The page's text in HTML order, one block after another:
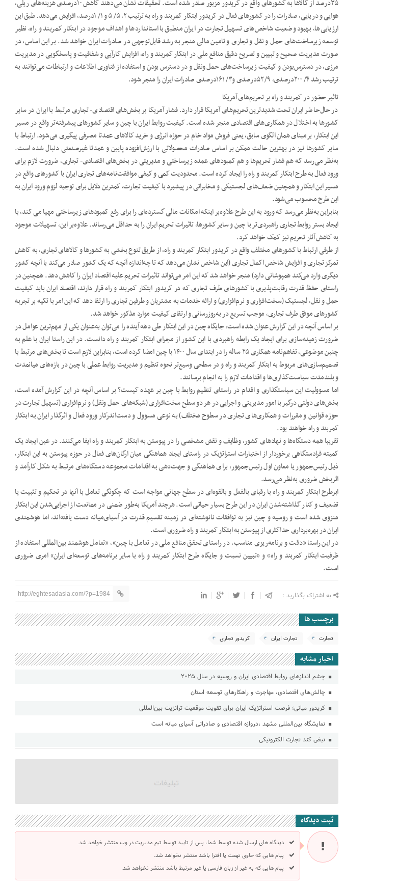
۳۵‌درصد از کالاها به کشورهای واقع در کریدور مزبور صادر شده است. تحقیقات نشان می‌دهند کاهش ۱۰درصدی هزینه‌های ریلی،
هوایی و دریایی، صادرات را در کشورهای فعال در کریدور ابتکار کمربند و راه به ترتیب ۲، ۵/ ۵ و ۱/ ۱درصد، افزایش می‌دهد. طبق این
ارزیابی‌ها، بهبود وضعیت شاخص‌های تسهیل تجارت در ایران منطبق با استانداردها و اهداف موجود در ابتکار کمربند و راه، نظیر
توسعه زیرساخت‌های حمل و نقل و تجاری و تامین مالی منجر به رشد قابل‌توجهی در صادرات ایران خواهد شد. بر این اساس، در
صورت مدیریت صحیح و تبیین و تصریح دقیق منافع ملی در ابتکار کمربند و راه، افزایش کارآیی و شفافیت و پاسخگویی در مدیریت
مرزی، در دسترس‌بودن و کیفیت زیرساخت‌های حمل ونقل و در دسترس بودن و استفاده از فناوری اطلاعات و ارتباطات می‌توانند به
ترتیب رشد ۴/ ۲۰۰درصدی، ۹/ ۵۲درصدی و۳/ ۱۶۱درصدی صادرات ایران را منجر شود.
تاثیر حضور در کمربند و راه بر تحریم‌های آمریکا
در حال‌حاضر ایران تحت شدیدترین تحریم‌های آمریکا قرار دارد. فشار آمریکا بر بخش‌های اقتصادی- تجاری مرتبط با ایران در سایر
کشورها به اختلال در همکاری‌های اقتصادی منجر شده است. کیفیت روابط ایران با چین و سایر کشورهای پیشرفته‌تر واقع در مسیر
این ابتکار، برمبنای همان الگوی سابق، یعنی فروش مواد خام در حوزه انرژی و خرید کالاهای عمدتا مصرفی پیگیری می‌شود. ارتباط با
سایر کشورها نیز در بهترین حالت ممکن بر اساس صادرات محصولاتی با ارزش‌افزوده پایین و عمدتا غیرصنعتی دنبال شده است.
به‌نظر می‌رسد که هم فشار تحریم‌ها و هم کمبودهای عمده زیرساختی و مدیریتی در بخش‌های اقتصادی- تجاری، ضرورت لازم برای
ورود فعال به طرح ابتکار کمربند و راه را ایجاد کرده است. محدودیت کمی و کیفی موافقت‌نامه‌های تجاری ایران با کشورهای واقع در
مسیر این ابتکار و همچنین ضعف‌های لجستیکی و مخابراتی در پیشبرد با کیفیت تجارت، کمترین دلایل برای توجیه لزوم ورود ایران به
این طرح محسوب می‌شود.
بنابراین به‌نظر می‌رسد که ورود به این طرح علاوه‌بر اینکه امکانات مالی گسترده‌ای را برای رفع کمبودهای زیرساختی مهیا می کند، با
ایجاد بستر روابط تجاری راهبردی‌تر با چین و سایر کشورها، تاثیرات تحریم ایران را به حداقل می‌رساند. علاوه‌بر این، تسهیلات موجود
به کاهش آثار تحریم نیز کمک خواهد کرد.
از طرفی ارتباط با کشورهای مختلف واقع در کریدور ابتکار کمربند و راه، از طریق تنوع بخشی به کشورها و کالاهای تجاری، به کاهش
تمرکز تجاری و افزایش شاخص اکمال تجاری (این شاخص نشان می‌دهد که تا چه‌اندازه آنچه که یک کشور صادر می‌کند با آنچه کشور
دیگری وارد می‌کند همپوشانی دارد) منجر خواهد شد که این امر می‌تواند تاثیرات تحریم علیه اقتصاد ایران را کاهش دهد. همچنین در
راستای حفظ قدرت رقابت‌پذیری با کشورهای طرف تجاری که در کریدور ابتکار کمربند و راه قرار دارند، اقتصاد ایران باید کیفیت
حمل و نقل، لجستیک (سخت‌افزاری و نرم‌افزاری) و ارائه خدمات به مشتریان و طرفین تجاری را ارتقا دهد که این امر با تکیه بر تجربه
کشورهای موفق طرف تجاری، موجب تسریع در به‌روزرسانی و ارتقای کیفیت موارد مذکور خواهد شد.
بر اساس آنچه در این گزارش عنوان شده است، جایگاه چین در این ابتکار طی دهه آینده را می‌توان به‌عنوان یکی از مهم‌ترین عوامل در
ضرورت زمینه‌سازی برای ایجاد یک رابطه راهبردی با این کشور از مجرای ابتکار کمربند و راه دانست. در این راستا ایران با علم به
چنین موضوعی، تفاهم‌نامه همکاری ۲۵ ساله را در ابتدای سال ۱۴۰۰ با چین امضا کرده است، بنابراین لازم است تا بخش‌های مرتبط با
تصمیم‌سازی‌های مربوط به ابتکار کمربند و راه و در سطحی وسیع‌تر نحوه تنظیم و مدیریت روابط عملی با چین در بازه‌های میانمدت
و بلندمدت سیاست‌گذاری‌ها و اقدامات لازم را به انجام برسانند.
اما مسوولیت این سیاستگذاری و اقدام در راستای تنظیم روابط با چین بر عهده کیست؟ بر اساس آنچه در این گزارش آمده است،
بخش‌های دولتی درگیر با امور مدیریتی و اجرایی در هر دو سطح سخت‌افزاری (شبکه‌های حمل ونقل) و نرم‌افزاری (تسهیل تجارت در
حوزه قوانین و مقررات و همکاری‌های تجاری در سطوح مختلف) به نوعی مسوول و دست‌اندرکار ورود فعال و اثرگذار ایران به ابتکار
کمربند و راه خواهند بود.
تقریبا همه دستگاه‌ها و نهادهای کشور، وظایف و نقش مشخصی را در پیوستن به ابتکار کمربند و راه ایفا می‌کنند. در عین ایجاد یک
کمیته فرادستگاهی برخوردار از اختیارات استراتژیک در راستای ایجاد هماهنگی میان ارگان‌های فعال در حوزه پیوستن به این ابتکار،
ذیل رئیس‌جمهور یا معاون اول رئیس‌جمهور، برای هماهنگی و جهت‌‌دهی به اقدامات مجموعه دستگاه‌های مرتبط به شکل کارآمد و
اثربخش ضروری به‌نظر می‌رسد.
ابرطرح ابتکار کمربند و راه با رقبای بالفعل و بالقوه‌ای در سطح جهانی مواجه است که چگونگی تعامل با آنها در تحکیم و تثبیت یا
تضعیف و کنار گذاشته‌شدن ایران در این طرح بسیار حیاتی است. هرچند آمریکا به‌طور ضمنی در ممانعت از اجرایی‌شدن این ابتکار
منزوی شده است و روسیه و چین نیز به توافقات نانوشته‌ای در زمینه تقسیم قدرت در آسیای‌میانه دست یافته‌اند، اما هوشمندی
ایران در بهره‌برداری حداکثری از پیوستن به ابتکار کمربند و راه ضروری است.
در این راستا «دقت و برنامه‌ریزی مناسب، در راستای تحقق منافع ملی در تعامل با چین»، «تعامل هوشمند بین‌المللی استفاده از
ظرفیت ابتکار کمربند و راه» و «تبیین نسبت و جایگاه طرح ابتکار کمربند و راه با سایر برنامه‌های توسعه‌ای ایران» امری ضروری
است.
به اشتراک بگذارید : http://eghtesadasia.com/?p=1984
برچسب ها
تجارت تجارت ایران کریدور تجاری
اخبار مشابه
چشم اندازهای روابط اقتصادی ایران و روسیه در سال ۲۰۲۵
چالش‌های اقتصادی، مهاجرت و راهکارهای توسعه استان
کریدور میانی؛ فرصت استراتژیک ایران برای تقویت موقعیت ترانزیت بین‌المللی
نمایشگاه بین‌المللی مشهد ،دروازه اقتصادی و صادراتی آسیای میانه است
نبض کند تجارت الکترونیکی
ثبت دیدگاه
دیدگاه های ارسال شده توسط شما، پس از تایید توسط تیم مدیریت در وب منتشر خواهد شد.
پیام هایی که حاوی تهمت یا افترا باشد منتشر نخواهد شد.
پیام هایی که به غیر از زبان فارسی یا غیر مرتبط باشد منتشر نخواهد شد.